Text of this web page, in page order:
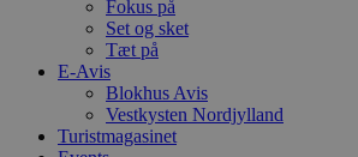
Fokus på
Set og sket
Tæt på
E-Avis
Blokhus Avis
Vestkysten Nordjylland
Turistmagasinet